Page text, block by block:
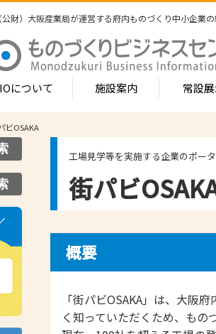
財）大阪産業局が運営する府内ものづくり中小企業の
について
のサービス
トップサービス
場
インキュベート支援
正化講習会
の支援
の相談・対応事例
産に関する支援
- 展示・商談会
- 大阪ものづくり企
- MOBIO主催イベ
- ものづくりイノ
- 大阪ものづくり
施設案内
- フロア案内 -北館-
1-2階（常設展示企業五十音順一
常設展示場のご案内
- フロア案内 -南館-
1階
2階
3階
常設
常設展
- MOBIO
視察見学
展示場出
出展ま
ビOSAKA
工場見学等を実施する企業のポー
街パビ
概要
「街パビOSAKA」は、大阪
く知っていただくため、も